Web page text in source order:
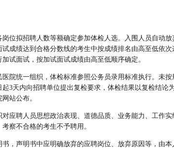
位拟招聘人数等额确定参加体检人选。入围人员自动
成绩达到合格分数线的考生中按成绩排名由高至低依
试面试，按加试面试成绩由高至低顺序确定。
院统一组织，体检标准参照公务员录用标准执行。未
3天内向招聘单位提出复检要求，体检结果以复检结论
站公布。
应聘人员思想政治表现、道德品质、业务能力、工作
察不合格的考生不予聘用。
，声明书中应明确放弃的应聘岗位、放弃原因等，由